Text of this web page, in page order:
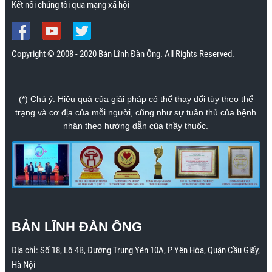
Kết nối chúng tôi qua mạng xã hội
Copyright © 2008 - 2020 Bản Lĩnh Đàn Ông. All Rights Reserved.
(*) Chú ý: Hiệu quả của giải pháp có thể thay đổi tùy theo thể
trạng và cơ địa của mỗi người, cũng như sự tuân thủ của bệnh
nhân theo hướng dẫn của thầy thuốc.
BẢN LĨNH ĐÀN ÔNG
Địa chỉ: Số 18, Lô 4B, Đường Trung Yên 10A, P Yên Hòa, Quận Cầu Giấy,
Hà Nội